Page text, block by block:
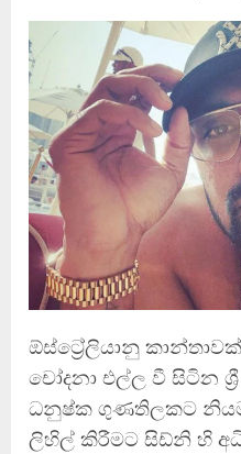
ඕස්ට්‍රේලියානු
චෝදනා එල්ල වී සිටින ශ්‍රී
ධනුෂ්ක ගුණතිලකට
ලිහිල් කිරීමට සිඩ්නි හි